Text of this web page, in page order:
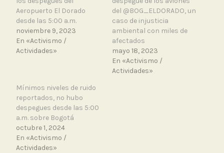
Aeropuerto El Dorado
desde las 5:00 a.m.
noviembre 9, 2023
En «Activismo /
Actividades»
del @BOG_ELDORADO, un
caso de injusticia
ambiental con miles de
afectados
mayo 18, 2023
En «Activismo /
Actividades»
Mínimos niveles de ruido
reportados, no hubo
despegues desde las 5:00
a.m. sobre Bogotá
octubre 1, 2024
En «Activismo /
Actividades»